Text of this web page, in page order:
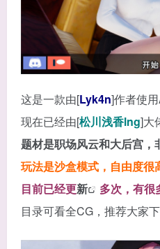
这是一款由[Lyk4n]作者使
现在已经由[松川浅香lng]大
题材是职场风云和大后宫，
玩法是沙盒模式，自由度很
目前已经更新
多次，有很
目录可看全CG，推荐大家